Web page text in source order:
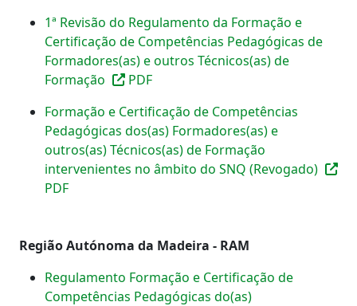
1ª Revisão do Regulamento da Formação e
Certificação de Competências Pedagógicas de
Formadores(as) e outros Técnicos(as) de
Formação
PDF
Formação e Certificação de Competências
Pedagógicas dos(as) Formadores(as) e
outros(as) Técnicos(as) de Formação
intervenientes no âmbito do SNQ (Revogado)
PDF
Região Autónoma da Madeira - RAM
Regulamento Formação e Certificação de
Competências Pedagógicas do(as)